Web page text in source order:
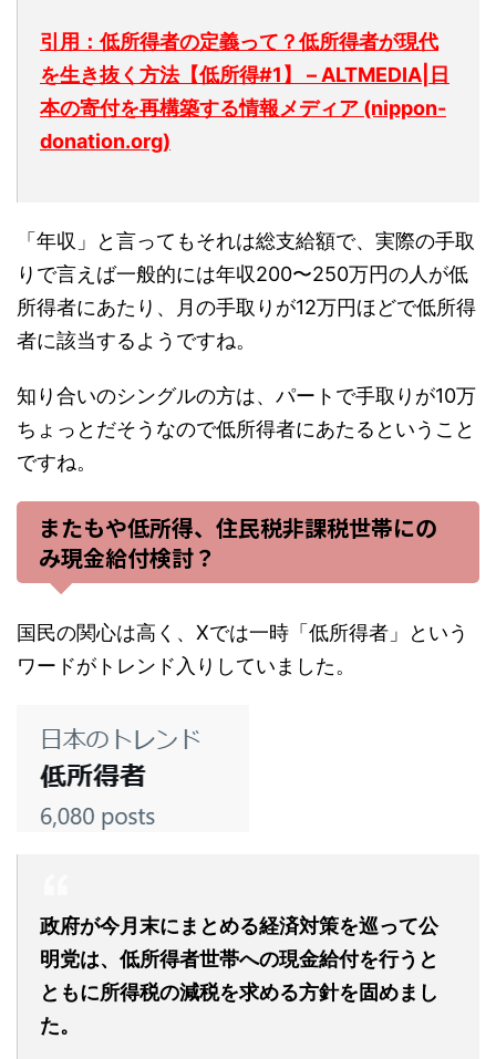
引用：低所得者の定義って？低所得者が現代
を生き抜く方法【低所得#1】 – ALTMEDIA|日
本の寄付を再構築する情報メディア (nippon-
donation.org)
「年収」と言ってもそれは総支給額で、実際の手取
りで言えば一般的には年収200〜250万円の人が低
所得者にあたり、月の手取りが12万円ほどで低所得
者に該当するようですね。
知り合いのシングルの方は、パートで手取りが10万
ちょっとだそうなので低所得者にあたるということ
ですね。
またもや低所得、住民税非課税世帯にの
み現金給付検討？
国民の関心は高く、Xでは一時「低所得者」という
ワードがトレンド入りしていました。
政府が今月末にまとめる経済対策を巡って公
明党は、低所得者世帯への現金給付を行うと
ともに所得税の減税を求める方針を固めまし
た。